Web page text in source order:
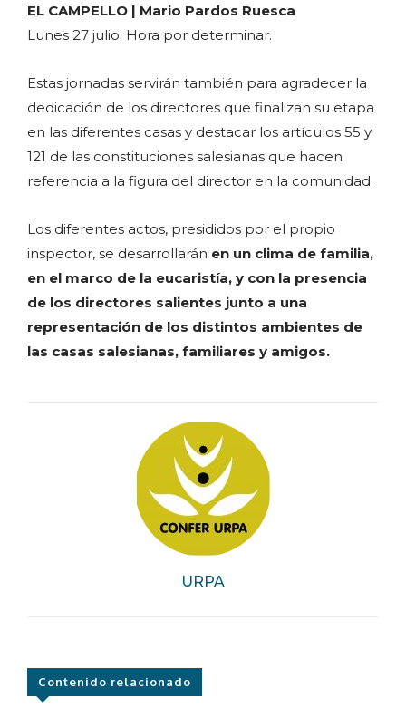
URPA
EL CAMPELLO | Mario Pardos Ruesca
Lunes 27 julio. Hora por determinar.
Estas jornadas servirán también para agradecer la
dedicación de los directores que finalizan su etapa
en las diferentes casas y destacar los artículos 55 y
121 de las constituciones salesianas que hacen
referencia a la figura del director en la comunidad.
Los diferentes actos, presididos por el propio
inspector, se desarrollarán en un clima de familia,
en el marco de la eucaristía, y con la presencia
de los directores salientes junto a una
representación de los distintos ambientes de
las casas salesianas, familiares y amigos.
Contenido relacionado